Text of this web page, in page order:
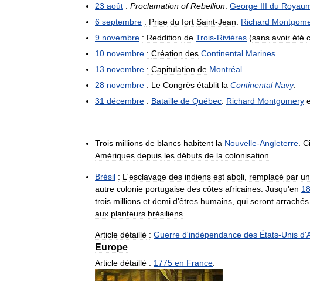
23 août : Proclamation of Rebellion George III du
6 septembre : Prise du fort Saint-Jean Richard
9 novembre : Reddition de Trois-Rivières (sans avoir été
10 novembre : Création des Continental Marines
13 novembre : Capitulation de Montréal
28 novembre : Le Congrès établit la Continental Navy.
31 décembre : Bataille de Québec Richard Montgomery
Trois millions de blancs habitent la Nouvelle-Angleterre
Amériques depuis les débuts de la colonisation
Brésil : L 'esclavage des indiens est aboli remplacé par
autre colonie portugaise des côtes africaines Jusqu'en
trois millions et demi d'êtres humains qui seront arrachés
aux planteurs brésiliens
Article détaillé : Guerre d'indépendance des États-Unis d'
Europe
Article détaillé : 1775 en France